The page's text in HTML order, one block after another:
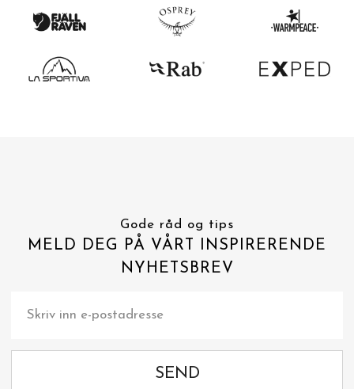
Gode råd og tips
MELD DEG PÅ VÅRT INSPIRERENDE
NYHETSBREV
SEND